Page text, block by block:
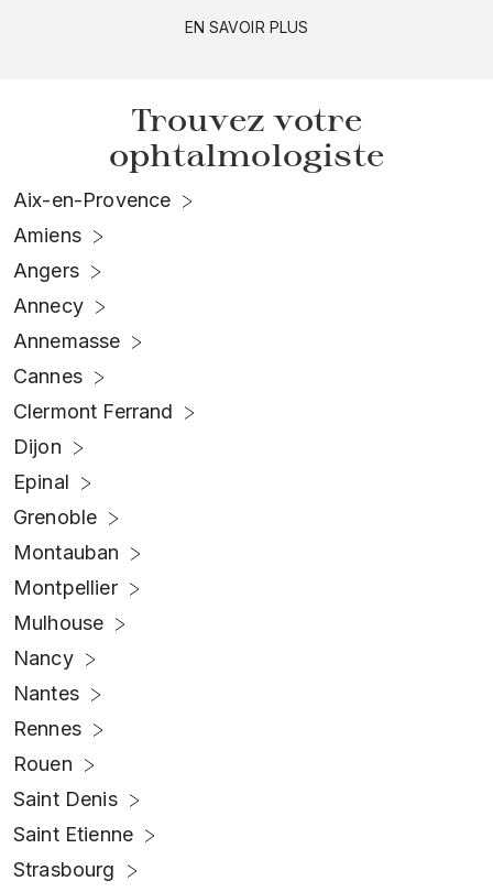
EN SAVOIR PLUS
Trouvez votre
ophtalmologiste
Aix-en-Provence
Amiens
Angers
Annecy
Annemasse
Cannes
Clermont Ferrand
Dijon
Epinal
Grenoble
Montauban
Montpellier
Mulhouse
Nancy
Nantes
Rennes
Rouen
Saint Denis
Saint Etienne
Strasbourg